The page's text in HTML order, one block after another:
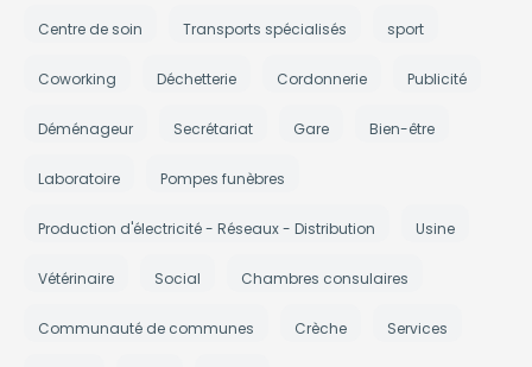
Centre de soin Transports spécialisés sport
Coworking Déchetterie Cordonnerie Publicité
Déménageur Secrétariat Gare Bien-être
Laboratoire Pompes funèbres
Production d'électricité - Réseaux - Distribution Usine
Vétérinaire Social Chambres consulaires
Communauté de communes Crèche Services